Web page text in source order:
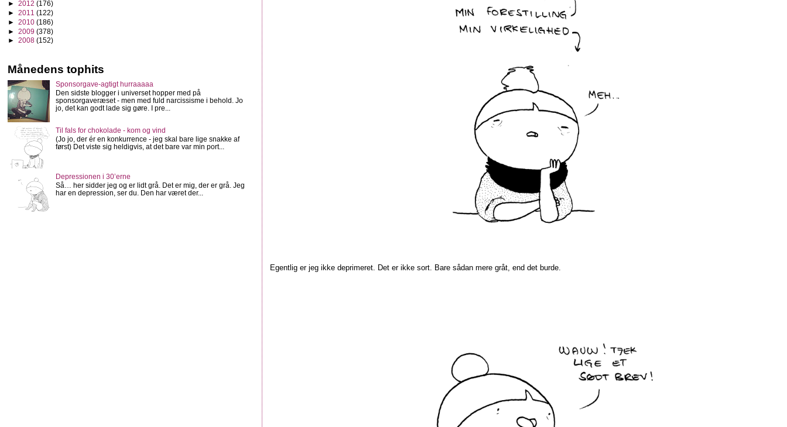
Egentlig er jeg ikke deprimeret. Det er ikke sort. Bare sådan mere gråt, end det burde.
► 2012 (176)
► 2011 (122)
► 2010 (186)
► 2009 (378)
► 2008 (152)
Månedens tophits
Sponsorgave-agtigt hurraaaaa
Den sidste blogger i universet hopper med på
sponsorgaveræset - men med fuld narcissisme i behold. Jo
jo, det kan godt lade sig gøre. I pre...
Til fals for chokolade - kom og vind
(Jo jo, der ér en konkurrence - jeg skal bare lige snakke af
først) Det viste sig heldigvis, at det bare var min port...
Depressionen i 30’erne
Så… her sidder jeg og er lidt grå. Det er mig, der er grå. Jeg
har en depression, ser du. Den har været der...